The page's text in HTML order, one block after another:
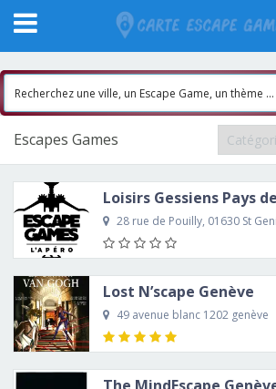
Escapes Games
Loisirs Gessiens Pays
28 rue de Pouilly, 01630 St
Lost N’scape Genève
49 avenue blanc 1202 genève
The MindEscape